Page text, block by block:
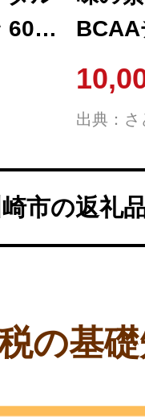
60本
ノ
ー 28
アミ
出典：さ
崎市の返礼
の基